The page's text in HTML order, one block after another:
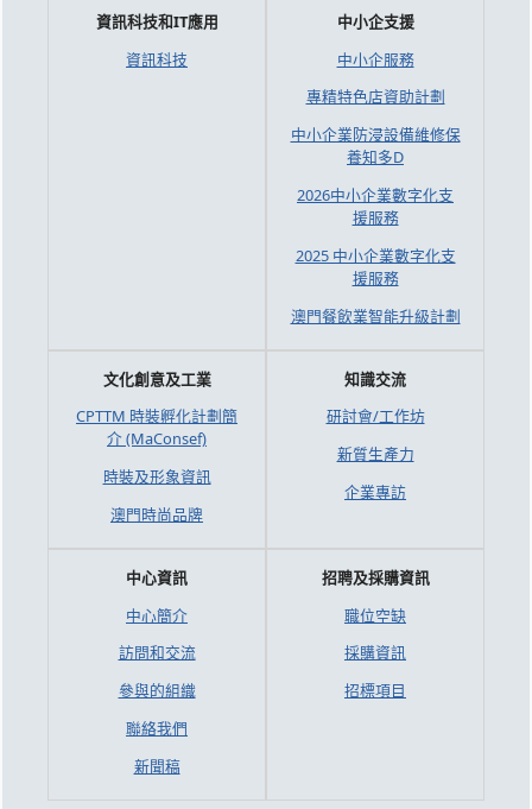
資訊科技和IT應用
資訊科技
中小企支援
中小企服務
專精特色店資助計劃
中小企業防浸設備維修保
養知多D
2026中小企業數字化支
援服務
2025 中小企業數字化支
援服務
澳門餐飲業智能升級計劃
文化創意及工業
CPTTM 時裝孵化計劃簡
介 (MaConsef)
時裝及形象資訊
澳門時尚品牌
知識交流
研討會/工作坊
新質生產力
企業專訪
中心資訊
中心簡介
訪問和交流
參與的組織
聯絡我們
新聞稿
招聘及採購資訊
職位空缺
採購資訊
招標項目